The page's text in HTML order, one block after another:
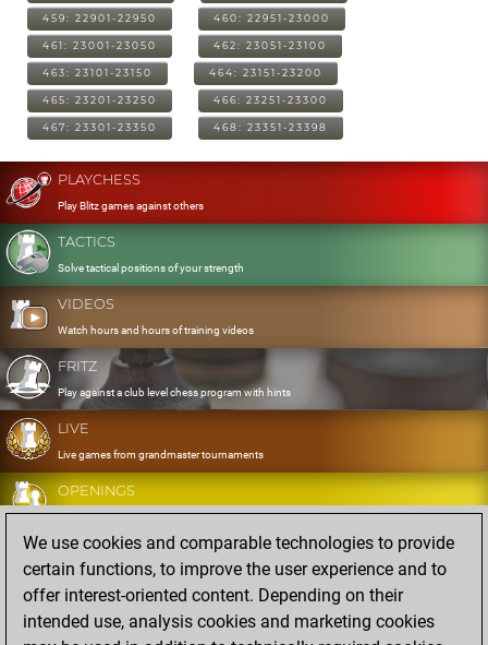
459: 22901-22950 460: 22951-23000
461: 23001-23050 462: 23051-23100
463: 23101-23150 464: 23151-23200
465: 23201-23250 466: 23251-23300
467: 23301-23350 468: 23351-23398
PLAYCHESS
Play Blitz games against others
TACTICS
Solve tactical positions of your strength
VIDEOS
Watch hours and hours of training videos
FRITZ
Play against a club level chess program with hints
LIVE
Live games from grandmaster tournaments
OPENINGS
Develop and exercise your openings
DATABASE
Eight million strong games
MYGAMES
Store and analyse your own games in the cloud
We use cookies and comparable technologies to provide
certain functions, to improve the user experience and to
offer interest-oriented content. Depending on their
intended use, analysis cookies and marketing cookies